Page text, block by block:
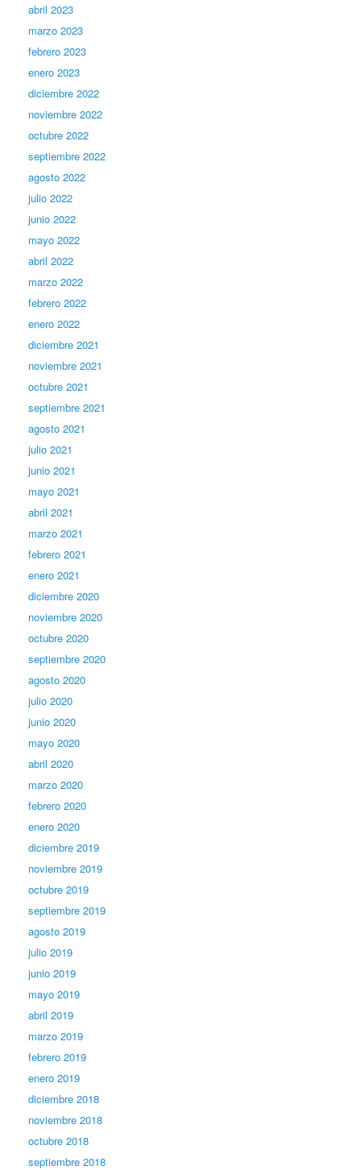
abril 2023
marzo 2023
febrero 2023
enero 2023
diciembre 2022
noviembre 2022
octubre 2022
septiembre 2022
agosto 2022
julio 2022
junio 2022
mayo 2022
abril 2022
marzo 2022
febrero 2022
enero 2022
diciembre 2021
noviembre 2021
octubre 2021
septiembre 2021
agosto 2021
julio 2021
junio 2021
mayo 2021
abril 2021
marzo 2021
febrero 2021
enero 2021
diciembre 2020
noviembre 2020
octubre 2020
septiembre 2020
agosto 2020
julio 2020
junio 2020
mayo 2020
abril 2020
marzo 2020
febrero 2020
enero 2020
diciembre 2019
noviembre 2019
octubre 2019
septiembre 2019
agosto 2019
julio 2019
junio 2019
mayo 2019
abril 2019
marzo 2019
febrero 2019
enero 2019
diciembre 2018
noviembre 2018
octubre 2018
septiembre 2018